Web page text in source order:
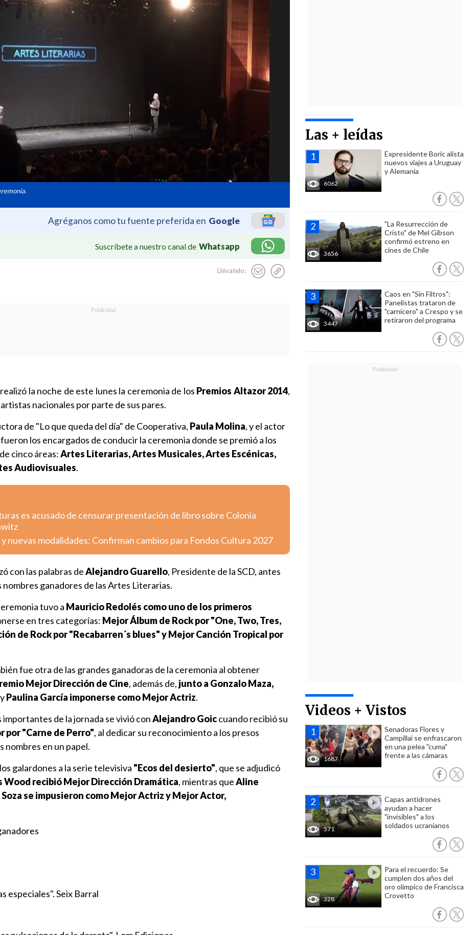
Agréganos como tu fuente preferida en Google
Suscríbete a nuestro canal de Whatsapp
Llévatelo:
Las + leídas
6062
Expresidente Boric alista
nuevos viajes a Uruguay
y Alemania
3656
"La Resurrección de
Cristo" de Mel Gibson
confirmó estreno en
cines de Chile
3447
Caos en "Sin Filtros":
Panelistas trataron de
"carnicero" a Crespo y se
retiraron del programa
Videos + Vistos
1687
Senadoras Flores y
Campillai se enfrascaron
en una pelea "cuma"
frente a las cámaras
571
Capas antidrones
ayudan a hacer
"invisibles" a los
soldados ucranianos
328
Para el recuerdo: Se
cumplen dos años del
oro olímpico de Francisca
Crovetto
la noche de este lunes la ceremonia de los Premios Altazor 2014,
nacionales por parte de sus pares.
de "Lo que queda del día" de Cooperativa, Paula Molina, y el actor
fueron los encargados de conducir la ceremonia donde se premió a los
cinco áreas:Artes Literarias, Artes Musicales, Artes Escénicas,
Audiovisuales.
es acusado de censurar presentación de libro sobre Colonia
nuevas modalidades: Confirman cambios para Fondos Cultura 2027
con las palabras deAlejandro Guarello, Presidente de la SCD, antes
nombres ganadores de las Artes Literarias.
tuvo a Mauricio Redolés como uno de los primeros
en tres categorías: Mejor Álbum de Rock por "One, Two, Tres,
de Rock por "Recabarren´s blues" y Mejor Canción Tropical por
fue otra de las grandes ganadoras de la ceremonia al obtener
Mejor Dirección de Cine, además de, junto a Gonzalo Maza,
yPaulina García imponerse como Mejor Actriz.
importantes de la jornada se vivió conAlejandro Goiccuando recibió su
por "Carne de Perro", al dedicar su reconocimiento a los presos
nombres en un papel.
galardones a la serie televisiva "Ecos del desierto", que se adjudicó
Wood recibió Mejor Dirección Dramática, mientras queAline
se impusieron como Mejor Actriz y Mejor Actor,
especiales". Seix Barral